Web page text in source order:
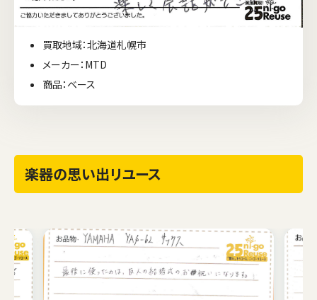
買取地域：北海道札幌市
メーカー：MTD
商品：ベース
楽器の思い出リユース